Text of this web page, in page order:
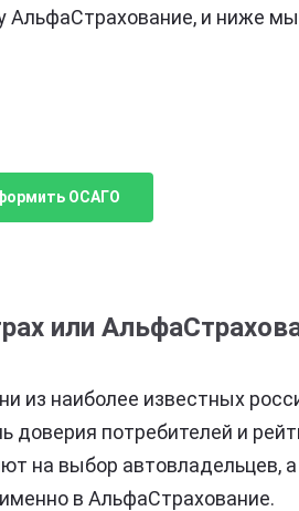
АльфаСтрахование, и ниже
ОСАГО
или
из наиболее известных
доверия потребителей и
на выбор автовладельцев, а
в АльфаСтрахование.